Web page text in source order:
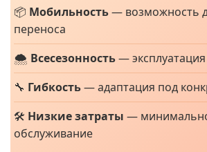
📦 Мобильность— возможность
переноса
🌨️ Всесезонность—
🔧 Гибкость— адаптация под
🛠️ Низкие затраты —
обслуживание